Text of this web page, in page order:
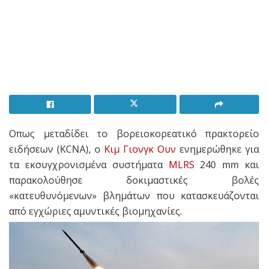
Οπως μεταδίδει το βορειοκορεατικό πρακτορείο
ειδήσεων (KCNA), ο Κιμ Γιονγκ Ουν ενημερώθηκε για
τα εκσυγχρονισμένα συστήματα MLRS 240 mm και
παρακολούθησε δοκιμαστικές βολές
«κατευθυνόμενων» βλημάτων που κατασκευάζονται
από εγχώριες αμυντικές βιομηχανίες.